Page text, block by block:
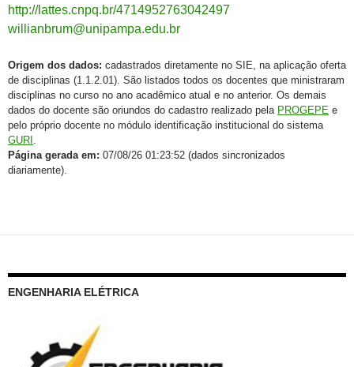
http://lattes.cnpq.br/4714952763042497
willianbrum@unipampa.edu.br
Origem dos dados: cadastrados diretamente no SIE, na aplicação oferta
de disciplinas (1.1.2.01). São listados todos os docentes que ministraram
disciplinas no curso no ano acadêmico atual e no anterior. Os demais
dados do docente são oriundos do cadastro realizado pela PROGEPE e
pelo próprio docente no módulo identificação institucional do sistema
GURI
Página gerada em: 07/08/26 01:23:52 (dados sincronizados
diariamente).
ENGENHARIA ELÉTRICA